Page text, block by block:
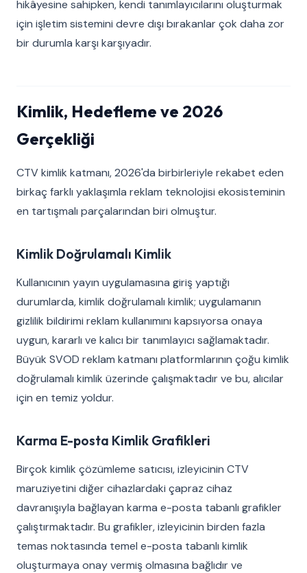
hikâyesine sahipken, kendi tanımlayıcılarını oluşturmak
için işletim sistemini devre dışı bırakanlar çok daha zor
bir durumla karşı karşıyadır.
Kimlik, Hedefleme ve 2026
Gerçekliği
CTV kimlik katmanı, 2026'da birbirleriyle rekabet eden
birkaç farklı yaklaşımla reklam teknolojisi ekosisteminin
en tartışmalı parçalarından biri olmuştur.
Kimlik Doğrulamalı Kimlik
Kullanıcının yayın uygulamasına giriş yaptığı
durumlarda, kimlik doğrulamalı kimlik; uygulamanın
gizlilik bildirimi reklam kullanımını kapsıyorsa onaya
uygun, kararlı ve kalıcı bir tanımlayıcı sağlamaktadır.
Büyük SVOD reklam katmanı platformlarının çoğu kimlik
doğrulamalı kimlik üzerinde çalışmaktadır ve bu, alıcılar
için en temiz yoldur.
Karma E-posta Kimlik Grafikleri
Birçok kimlik çözümleme satıcısı, izleyicinin CTV
maruziyetini diğer cihazlardaki çapraz cihaz
davranışıyla bağlayan karma e-posta tabanlı grafikler
çalıştırmaktadır. Bu grafikler, izleyicinin birden fazla
temas noktasında temel e-posta tabanlı kimlik
oluşturmaya onay vermiş olmasına bağlıdır ve